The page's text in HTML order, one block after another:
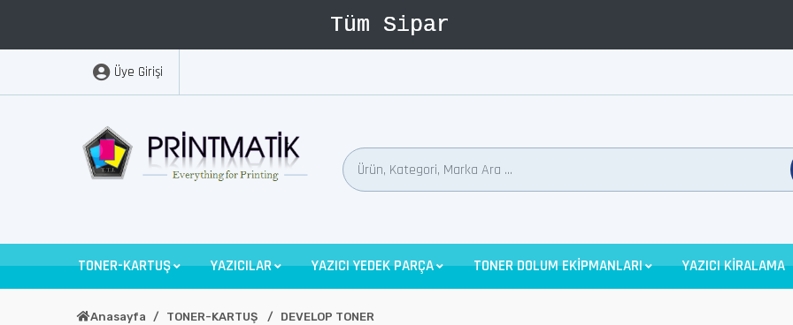
Üye Girişi
TONER-KARTUŞ YAZICILAR YAZICI YEDEK PARÇA TONER DOLUM EKİPMANLARI YAZICI KİRALAMA
Anasayfa TONER-KARTUŞ DEVELOP TONER